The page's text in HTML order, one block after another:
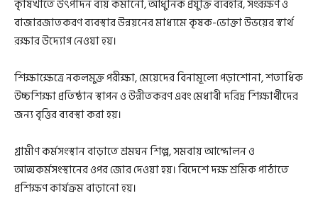
কৃষিখাতে উৎপাদন ব্যয় কমানো, আধুনিক প্রযুক্তি ব্যবহার, সংরক্ষণ ও
বাজারজাতকরণ ব্যবস্থার উন্নয়নের মাধ্যমে কৃষক-ভোক্তা উভয়ের স্বার্থ
রক্ষার উদ্যোগ নেওয়া হয়।
শিক্ষাক্ষেত্রে নকলমুক্ত পরীক্ষা, মেয়েদের বিনামূল্যে পড়াশোনা, শতাধিক
উচ্চশিক্ষা প্রতিষ্ঠান স্থাপন ও উন্নীতকরণ এবং মেধাবী দরিদ্র শিক্ষার্থীদের
জন্য বৃত্তির ব্যবস্থা করা হয়।
গ্রামীণ কর্মসংস্থান বাড়াতে শ্রমঘন শিল্প, সমবায় আন্দোলন ও
আত্মকর্মসংস্থানের ওপর জোর দেওয়া হয়। বিদেশে দক্ষ শ্রমিক পাঠাতে
প্রশিক্ষণ কার্যক্রম বাড়ানো হয়।